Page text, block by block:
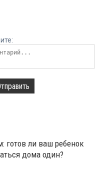
готов ли ваш ребенок
дома один?